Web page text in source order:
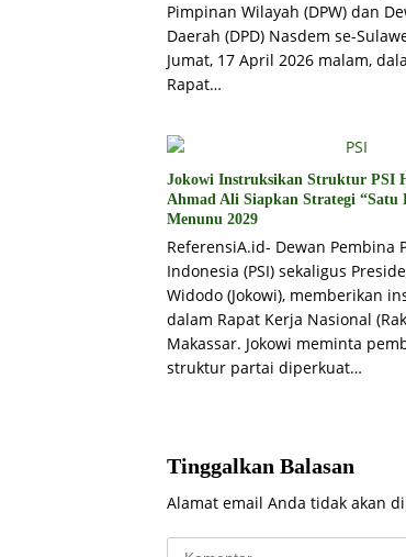
Pimpinan Wilayah (DPW) dan
Daerah (DPD) Nasdem se-
Jumat, 17 April 2026 malam,
Rapat…
Jokowi Instruksikan Struktur PSI
Ahmad Ali Siapkan Strategi “Satu
Menunu 2029
ReferensiA.id- Dewan Pembina
Indonesia (PSI) sekaligus
Widodo (Jokowi), memberikan
dalam Rapat Kerja Nasional
Makassar. Jokowi meminta
struktur partai diperkuat…
Tinggalkan Balasan
Alamat email Anda tidak akan